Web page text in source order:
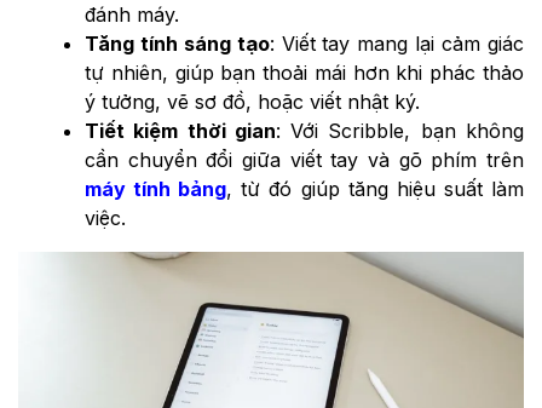
đánh máy.
Tăng tính sáng tạo: Viết tay mang lại cảm giác
tự nhiên, giúp bạn thoải mái hơn khi phác thảo
ý tưởng, vẽ sơ đồ, hoặc viết nhật ký.
Tiết kiệm thời gian: Với Scribble, bạn không
cần chuyển đổi giữa viết tay và gõ phím trên
máy tính bảng, từ đó giúp tăng hiệu suất làm
việc.